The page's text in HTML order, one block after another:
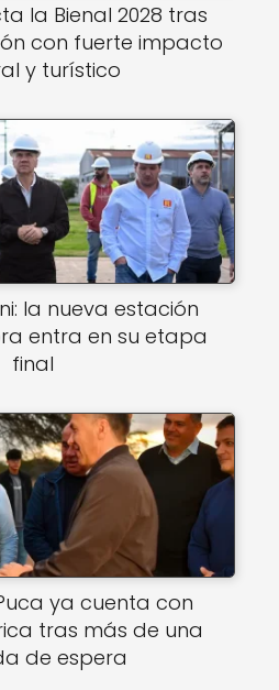
la Bienal 2028 tras
con fuerte impacto
y turístico
la nueva estación
entra en su etapa
final
ya cuenta con
tras más de una
de espera